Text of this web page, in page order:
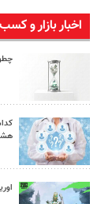
اخبار بازار و